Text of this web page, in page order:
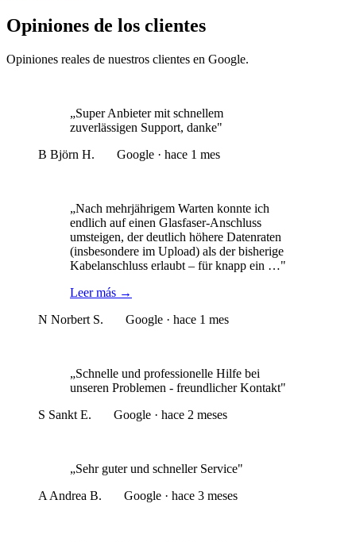
Opiniones de los clientes
Opiniones reales de nuestros clientes en Google.
„Super Anbieter mit schnellem
zuverlässigen Support, danke"
B Björn H. Google · hace 1 mes
„Nach mehrjährigem Warten konnte ich
endlich auf einen Glasfaser-Anschluss
umsteigen, der deutlich höhere Datenraten
(insbesondere im Upload) als der bisherige
Kabelanschluss erlaubt – für knapp ein …"
Leer más →
N Norbert S. Google · hace 1 mes
„Schnelle und professionelle Hilfe bei
unseren Problemen - freundlicher Kontakt"
S Sankt E. Google · hace 2 meses
„Sehr guter und schneller Service"
A Andrea B. Google · hace 3 meses